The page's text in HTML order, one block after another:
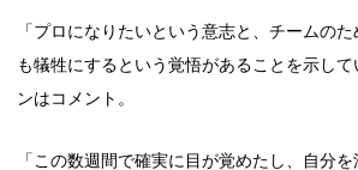
「プロになりたいという意志と、チームの
も犠牲にするという覚悟があることを示し
ンはコメント。
「この数週間で確実に目が覚めたし、自分